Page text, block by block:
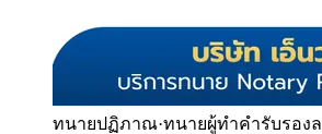
ทนายปฏิภาณ·ทนายผู้ทำคำรับรอง